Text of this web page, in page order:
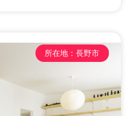
所在地：長野市